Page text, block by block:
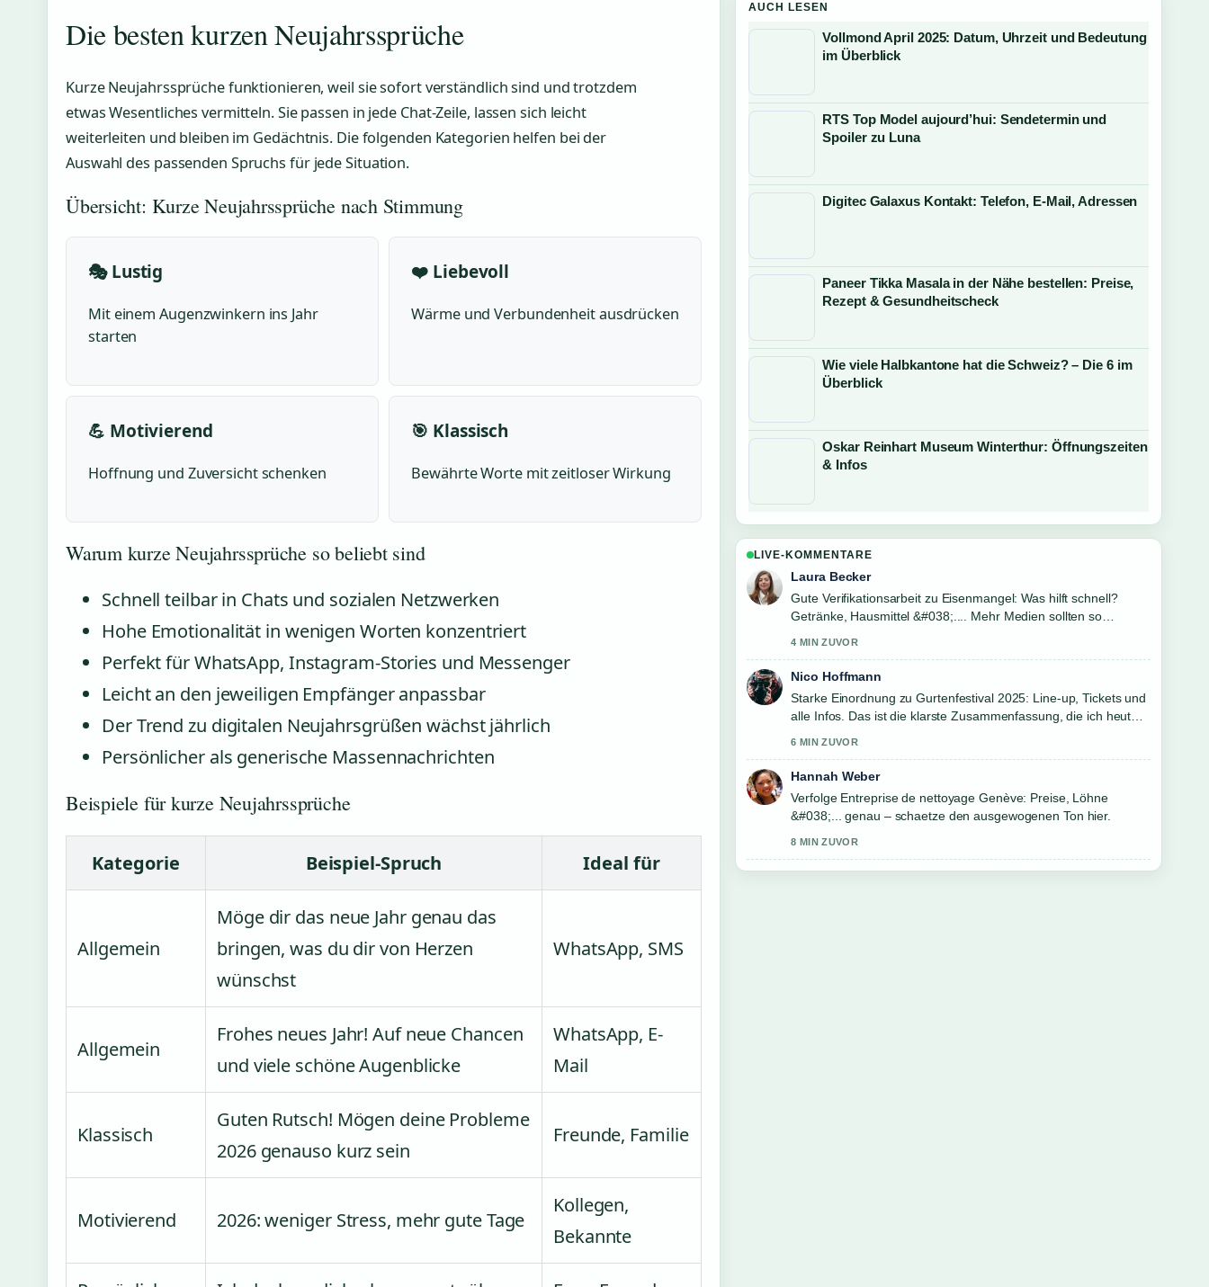
Die besten kurzen Neujahrssprüche
Kurze Neujahrssprüche funktionieren, weil sie sofort verständlich sind und trotzdem
etwas Wesentliches vermitteln. Sie passen in jede Chat-Zeile, lassen sich leicht
weiterleiten und bleiben im Gedächtnis. Die folgenden Kategorien helfen bei der
Auswahl des passenden Spruchs für jede Situation.
Übersicht: Kurze Neujahrssprüche nach Stimmung
🎭 Lustig
Mit einem Augenzwinkern ins Jahr
starten
❤️ Liebevoll
Wärme und Verbundenheit ausdrücken
💪 Motivierend
Hoffnung und Zuversicht schenken
🎯 Klassisch
Bewährte Worte mit zeitloser Wirkung
Warum kurze Neujahrssprüche so beliebt sind
Schnell teilbar in Chats und sozialen Netzwerken
Hohe Emotionalität in wenigen Worten konzentriert
Perfekt für WhatsApp, Instagram-Stories und Messenger
Leicht an den jeweiligen Empfänger anpassbar
Der Trend zu digitalen Neujahrsgrüßen wächst jährlich
Persönlicher als generische Massennachrichten
Beispiele für kurze Neujahrssprüche
Kategorie Beispiel-Spruch Ideal für
Allgemein
Möge dir das neue Jahr genau das
bringen, was du dir von Herzen
wünschst
WhatsApp, SMS
Allgemein
Frohes neues Jahr! Auf neue Chancen
und viele schöne Augenblicke
WhatsApp, E-
Mail
Klassisch
Guten Rutsch! Mögen deine Probleme
2026 genauso kurz sein
Freunde, Familie
Motivierend 2026: weniger Stress, mehr gute Tage
Kollegen,
Bekannte
AUCH LESEN
Vollmond April 2025: Datum, Uhrzeit und Bedeutung
im Überblick
RTS Top Model aujourd’hui: Sendetermin und
Spoiler zu Luna
Digitec Galaxus Kontakt: Telefon, E-Mail, Adressen
Paneer Tikka Masala in der Nähe bestellen: Preise,
Rezept & Gesundheitscheck
Wie viele Halbkantone hat die Schweiz? – Die 6 im
Überblick
Oskar Reinhart Museum Winterthur: Öffnungszeiten
& Infos
LIVE-KOMMENTARE
Laura Becker
Gute Verifikationsarbeit zu Eisenmangel: Was hilft schnell?
Getränke, Hausmittel &#038;.... Mehr Medien sollten so
4 MIN ZUVOR
Nico Hoffmann
Starke Einordnung zu Gurtenfestival 2025: Line-up, Tickets und
alle Infos. Das ist die klarste Zusammenfassung, die ich heute
6 MIN ZUVOR
Hannah Weber
Verfolge Entreprise de nettoyage Genève: Preise, Löhne
&#038;... genau – schaetze den ausgewogenen Ton hier.
8 MIN ZUVOR